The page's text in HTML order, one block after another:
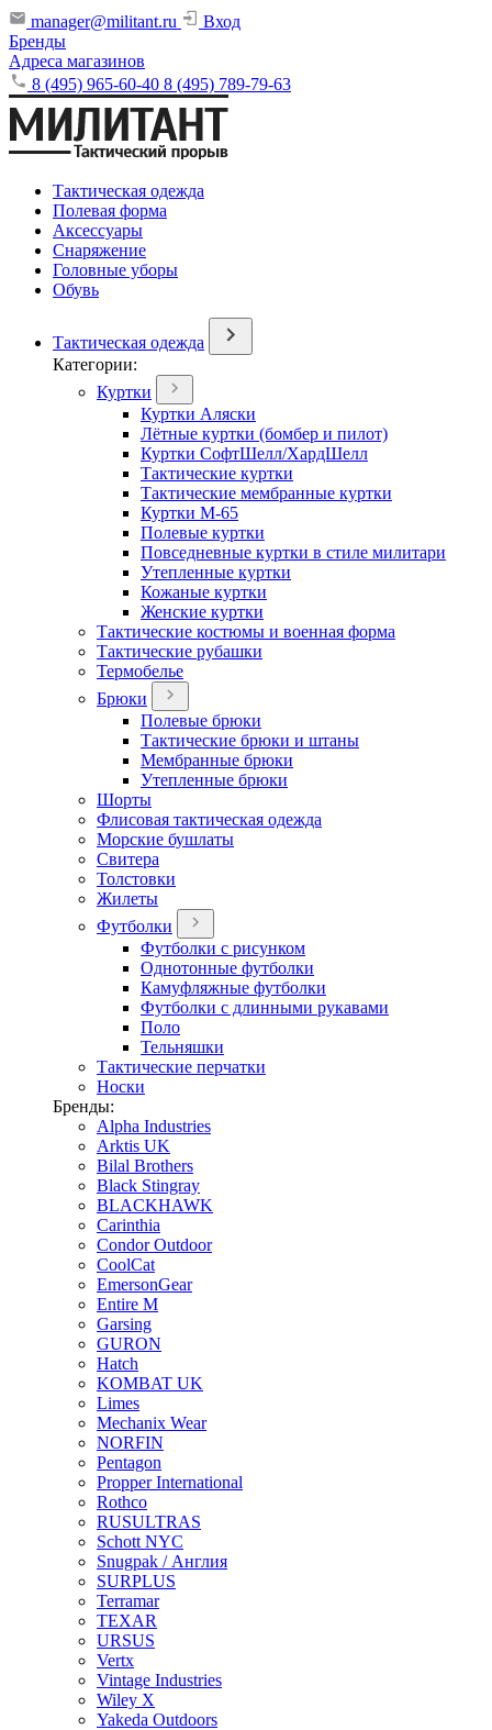
manager@militant.ru
Вход
Бренды
Адреса магазинов
8 (495) 965-60-40 8 (495) 789-79-63
Тактическая одежда
Полевая форма
Аксессуары
Снаряжение
Головные уборы
Обувь
Тактическая одежда
Категории:
Куртки
Куртки Аляски
Лётные куртки (бомбер и пилот)
Куртки СофтШелл/ХардШелл
Тактические куртки
Тактические мембранные куртки
Куртки М-65
Полевые куртки
Повседневные куртки в стиле милитари
Утепленные куртки
Кожаные куртки
Женские куртки
Тактические костюмы и военная форма
Тактические рубашки
Термобелье
Брюки
Полевые брюки
Тактические брюки и штаны
Мембранные брюки
Утепленные брюки
Шорты
Флисовая тактическая одежда
Морские бушлаты
Свитера
Толстовки
Жилеты
Футболки
Футболки с рисунком
Однотонные футболки
Камуфляжные футболки
Футболки с длинными рукавами
Поло
Тельняшки
Тактические перчатки
Носки
Бренды:
Alpha Industries
Arktis UK
Bilal Brothers
Black Stingray
BLACKHAWK
Carinthia
Condor Outdoor
CoolCat
EmersonGear
Entire M
Garsing
GURON
Hatch
KOMBAT UK
Limes
Mechanix Wear
NORFIN
Pentagon
Propper International
Rothco
RUSULTRAS
Schott NYC
Snugpak / Англия
SURPLUS
Terramar
TEXAR
URSUS
Vertx
Vintage Industries
Wiley X
Yakeda Outdoors